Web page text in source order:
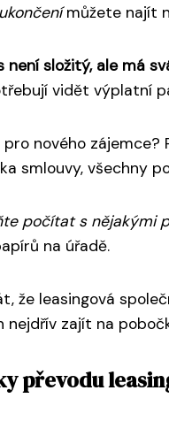
můžete najít
není složitý, ale má
vidět výplatní
pro nového
smlouvy, všechny
počítat s nějakými
na úřadě.
že leasingová
nejdřív zajít na
převodu